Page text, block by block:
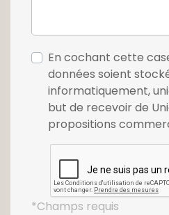
En cochant cette
données soient
informatiquement,
but de recevoir de
propositions
*Champs requis